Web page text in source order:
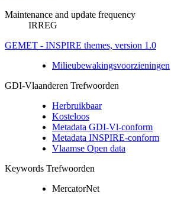
Maintenance and update frequency
IRREG
GEMET - INSPIRE themes, version 1.0
Milieubewakingsvoorzieningen
GDI-Vlaanderen Trefwoorden
Herbruikbaar
Kosteloos
Metadata GDI-Vl-conform
Metadata INSPIRE-conform
Vlaamse Open data
Keywords Trefwoorden
MercatorNet